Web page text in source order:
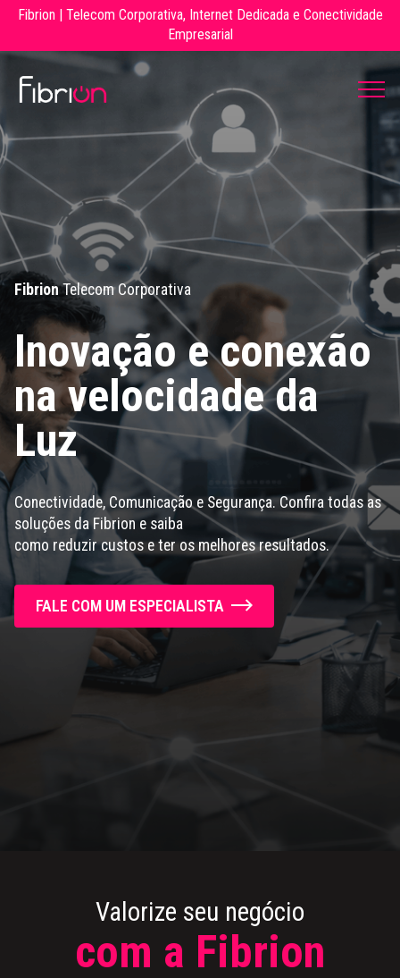
Fibrion | Telecom Corporativa, Internet Dedicada e Conectividade
Empresarial
FibrionTelecom Corporativa
Inovação e conexão
na velocidade da
Luz
Conectividade, Comunicação e Segurança. Confira todas as
soluções da Fibrion e saiba
como reduzir custos e ter os melhores resultados.
FALE COM UM ESPECIALISTA
Valorize seu negócio
com a Fibrion